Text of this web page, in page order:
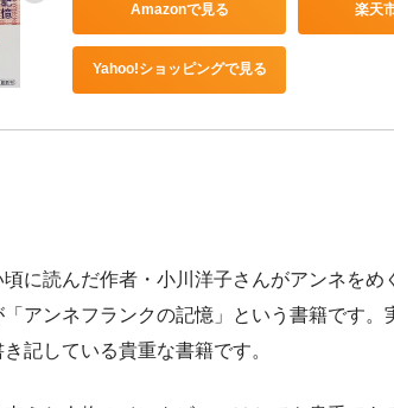
Amazonで見る 楽天
Yahoo!ショッピングで見る
に読んだ作者・小川洋子さんがアンネを
アンネフランクの記憶」という書籍です。
記している貴重な書籍です。